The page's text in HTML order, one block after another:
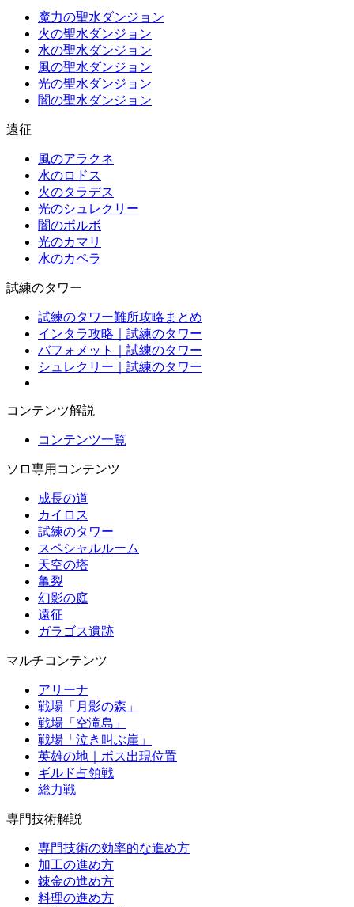
魔力の聖水ダンジョン
火の聖水ダンジョン
水の聖水ダンジョン
風の聖水ダンジョン
光の聖水ダンジョン
闇の聖水ダンジョン
遠征
風のアラクネ
水のロドス
火のタラデス
光のシュレクリー
闇のボルボ
光のカマリ
水のカペラ
試練のタワー
試練のタワー難所攻略まとめ
インタラ攻略｜試練のタワー
バフォメット｜試練のタワー
シュレクリー｜試練のタワー
コンテンツ解説
コンテンツ一覧
ソロ専用コンテンツ
成長の道
カイロス
試練のタワー
スペシャルルーム
天空の塔
亀裂
幻影の庭
遠征
ガラゴス遺跡
マルチコンテンツ
アリーナ
戦場「月影の森」
戦場「空滝島」
戦場「泣き叫ぶ崖」
英雄の地｜ボス出現位置
ギルド占領戦
総力戦
専門技術解説
専門技術の効率的な進め方
加工の進め方
錬金の進め方
料理の進め方